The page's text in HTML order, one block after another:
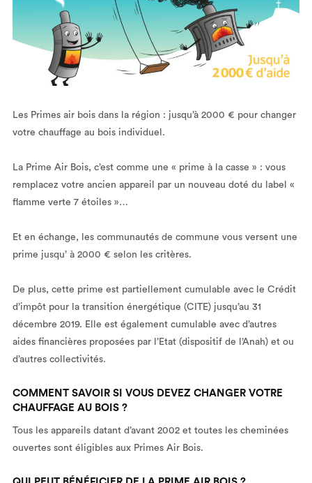
Les Primes air bois dans la région : jusqu’à 2000 € pour changer
votre chauffage au bois individuel.
La Prime Air Bois, c’est comme une « prime à la casse » : vous
remplacez votre ancien appareil par un nouveau doté du label «
flamme verte 7 étoiles »…
Et en échange, les communautés de commune vous versent une
prime jusqu’ à 2000 € selon les critères.
De plus, cette prime est partiellement cumulable avec le Crédit
d’impôt pour la transition énergétique (CITE) jusqu’au 31
décembre 2019. Elle est également cumulable avec d’autres
aides financières proposées par l’Etat (dispositif de l’Anah) et ou
d’autres collectivités.
COMMENT SAVOIR SI VOUS DEVEZ CHANGER VOTRE
CHAUFFAGE AU BOIS ?
Tous les appareils datant d’avant 2002 et toutes les cheminées
ouvertes sont éligibles aux Primes Air Bois.